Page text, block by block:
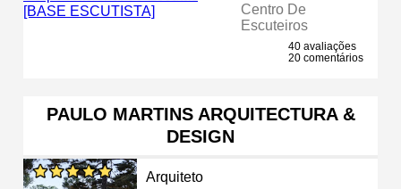
Centro De
Escuteiros
40 avaliações
20 comentários
PAULO MARTINS ARQUITECTURA &
DESIGN
Arquiteto